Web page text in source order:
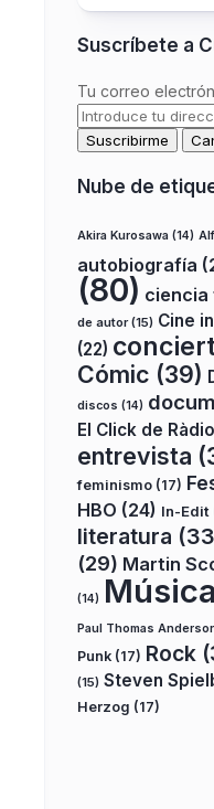
Suscríbete a
Tu correo
Nube de
Akira Kurosawa (14)
autobiografía
(80) ciencia
de autor(15) Cine
(22)
Cómic (39)
discos (14)
El Click de
entrevista
feminismo (17)
HBO (24) In-Edit
literatura
(29) Martin
(14) Música
Paul Thomas
Punk (17) Rock
(15) Steven
Herzog (17)